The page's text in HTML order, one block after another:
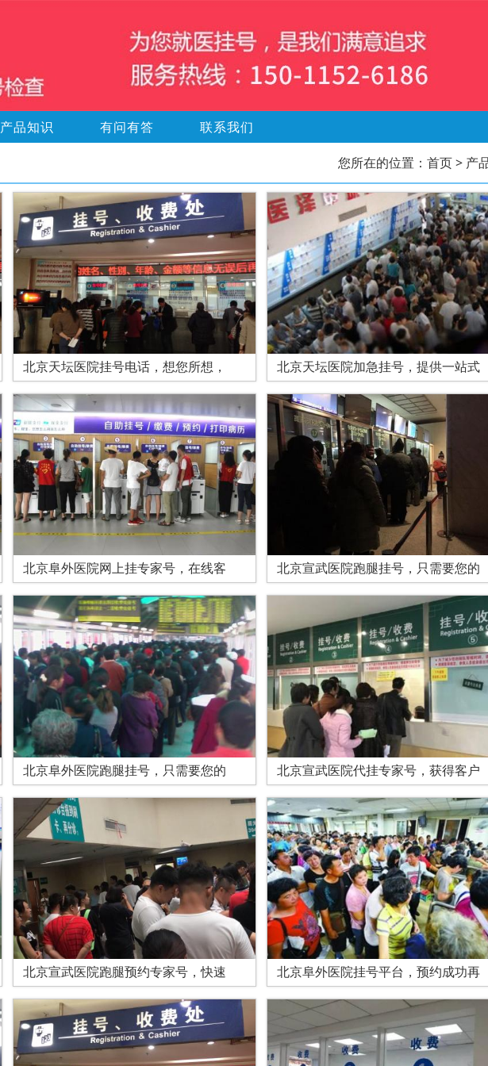
产品知识 有问有答 联系我们
您所在的位置： 首页> 产
北京天坛医院挂号电话，想您所想， 北京天坛医院加急挂号，提供一站式
北京阜外医院网上挂专家号，在线客 北京宣武医院跑腿挂号，只需要您的
北京阜外医院跑腿挂号，只需要您的 北京宣武医院代挂专家号，获得客户
北京宣武医院跑腿预约专家号，快速 北京阜外医院挂号平台，预约成功再